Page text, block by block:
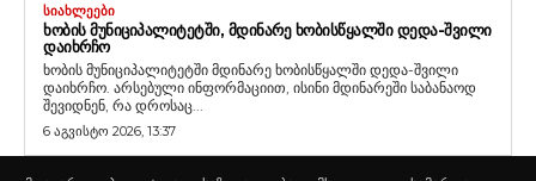
ᲡᲘᲐᲮᲚᲔᲔᲑᲘ
ᲮᲝᲑᲘᲡ ᲛᲣᲜᲘᲪᲘᲞᲐᲚᲘᲢᲔᲢᲨᲘ, ᲛᲓᲘᲜᲐᲠᲔ ᲮᲝᲑᲘᲡᲬᲧᲐᲚᲨᲘ ᲓᲔᲓᲐ-ᲨᲕᲘᲚᲘ
ᲓᲐᲘᲮᲠᲩᲝ
ხობის მუნიციპალიტეტში მდინარე ხობისწყალში დედა-შვილი
დაიხრჩო. არსებული ინფორმაციით, ისინი მდინარეში საბანაოდ
შევიდნენ, რა დროსაც...
6 აგვისტო 2026, 13:37